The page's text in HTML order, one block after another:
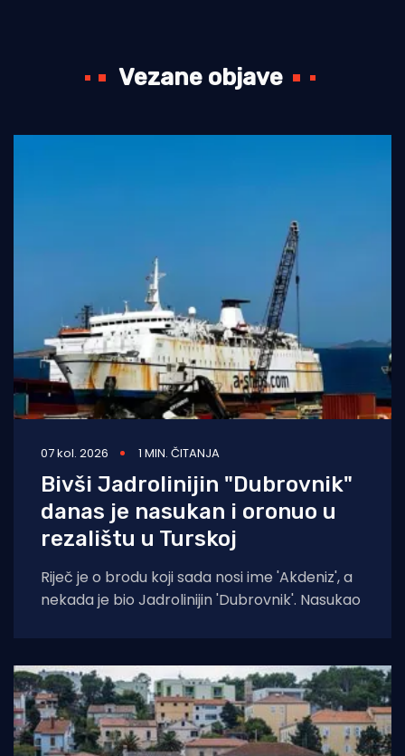
Vezane objave
07 kol. 2026 1 MIN. ČITANJA
Bivši Jadrolinijin "Dubrovnik"
danas je nasukan i oronuo u
rezalištu u Turskoj
Riječ je o brodu koji sada nosi ime 'Akdeniz', a
nekada je bio Jadrolinijin 'Dubrovnik'. Nasukao